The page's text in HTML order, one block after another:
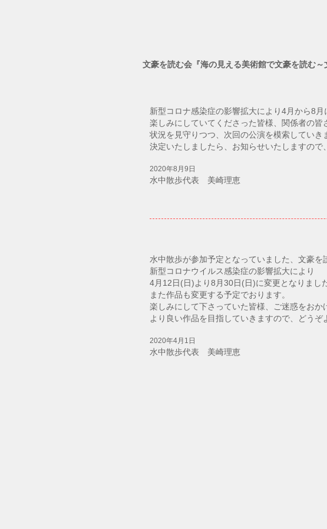
文豪を読む会『海の見える美術館で文豪を読む
新型コロナ感染症の影響拡大により4月から8
楽しみにしていてくださった皆様、関係者の皆
状況を見守りつつ、次回の公演を模索していき
決定いたしましたら、お知らせいたしますので
2020年8月9日
水中散歩代表 美崎理恵
水中散歩が参加予定となっていました、文豪を
新型コロナウイルス感染症の影響拡大により
4月12日(日)より8月30日(日)に変更となりました
また作品も変更する予定でおります。
楽しみにして下さっていた皆様、ご迷惑をおか
より良い作品を目指していきますので、どうぞ
2020年4月1日
水中散歩代表​ 美崎理恵